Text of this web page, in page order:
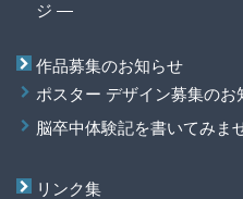
ジ ―
作品募集のお知らせ
ポスター デザイン募集のお
脳卒中体験記を書いてみま
リンク集